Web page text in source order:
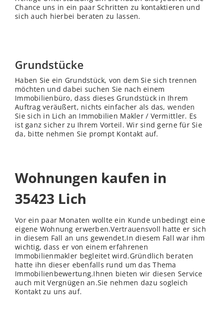
Chance uns in ein paar Schritten zu kontaktieren und
sich auch hierbei beraten zu lassen.
Grundstücke
Haben Sie ein Grundstück, von dem Sie sich trennen
möchten und dabei suchen Sie nach einem
Immobilienbüro, dass dieses Grundstück in Ihrem
Auftrag veräußert, nichts einfacher als das, wenden
Sie sich in Lich an Immobilien Makler / Vermittler. Es
ist ganz sicher zu Ihrem Vorteil. Wir sind gerne für Sie
da, bitte nehmen Sie prompt Kontakt auf.
Wohnungen kaufen in
35423 Lich
Vor ein paar Monaten wollte ein Kunde unbedingt eine
eigene Wohnung erwerben.Vertrauensvoll hatte er sich
in diesem Fall an uns gewendet.In diesem Fall war ihm
wichtig, dass er von einem erfahrenen
Immobilienmakler begleitet wird.Gründlich beraten
hatte ihn dieser ebenfalls rund um das Thema
Immobilienbewertung.Ihnen bieten wir diesen Service
auch mit Vergnügen an.Sie nehmen dazu sogleich
Kontakt zu uns auf.